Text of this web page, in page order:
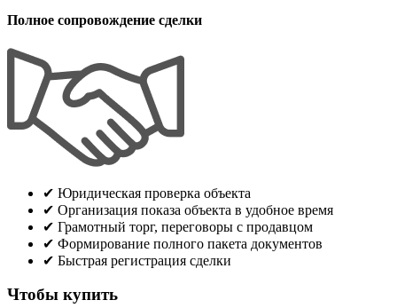
Полное сопровождение сделки
✔ Юридическая проверка объекта
✔ Организация показа объекта в удобное время
✔ Грамотный торг, переговоры с продавцом
✔ Формирование полного пакета документов
✔ Быстрая регистрация сделки
Чтобы купить